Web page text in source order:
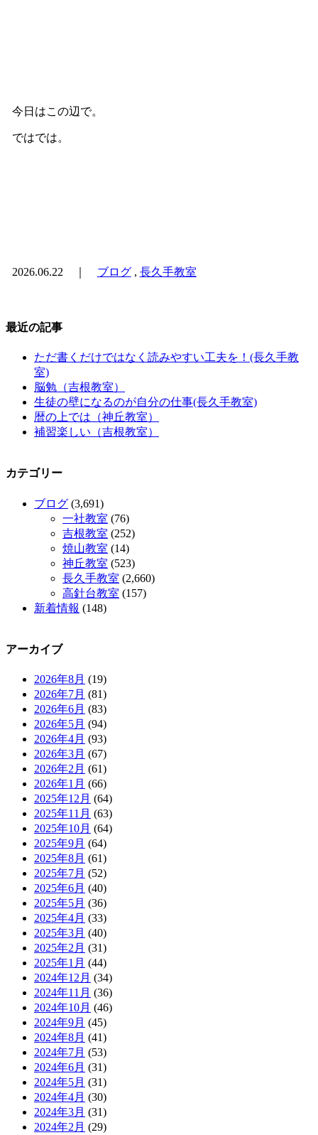
今日はこの辺で。
ではでは。
2026.06.22 ｜ ブログ, 長久手教室
最近の記事
ただ書くだけではなく読みやすい工夫を！(長久手教
室)
脳勉（吉根教室）
生徒の壁になるのが自分の仕事(長久手教室)
暦の上では（神丘教室）
補習楽しい（吉根教室）
カテゴリー
ブログ (3,691)
一社教室 (76)
吉根教室 (252)
焼山教室 (14)
神丘教室 (523)
長久手教室 (2,660)
高針台教室 (157)
新着情報 (148)
アーカイブ
2026年8月 (19)
2026年7月 (81)
2026年6月 (83)
2026年5月 (94)
2026年4月 (93)
2026年3月 (67)
2026年2月 (61)
2026年1月 (66)
2025年12月 (64)
2025年11月 (63)
2025年10月 (64)
2025年9月 (64)
2025年8月 (61)
2025年7月 (52)
2025年6月 (40)
2025年5月 (36)
2025年4月 (33)
2025年3月 (40)
2025年2月 (31)
2025年1月 (44)
2024年12月 (34)
2024年11月 (36)
2024年10月 (46)
2024年9月 (45)
2024年8月 (41)
2024年7月 (53)
2024年6月 (31)
2024年5月 (31)
2024年4月 (30)
2024年3月 (31)
2024年2月 (29)